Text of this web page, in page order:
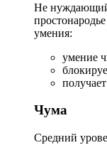
Не
умения:
умение
Чума
Средний